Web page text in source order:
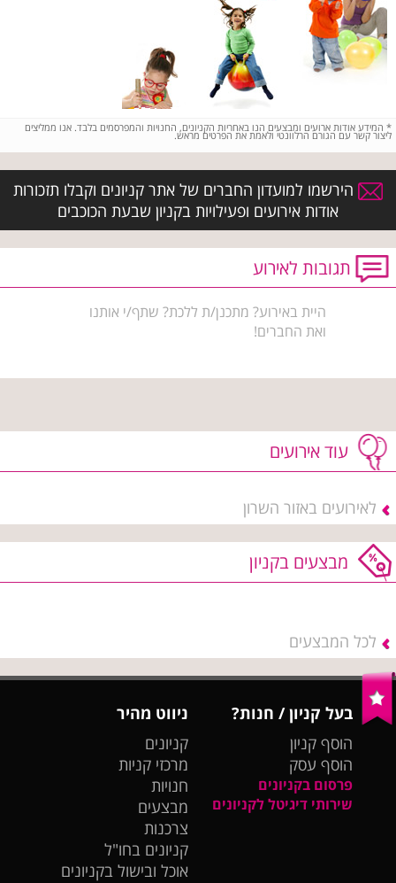
* המידע אודות ארועים ומבצעים הנו באחריות הקניונים, החנויות והמפרסמים בלבד. אנו ממליצים
ליצור קשר עם הגורם הרלוונטי ולאמת את הפרטים מראש.
הירשמו למועדון החברים של אתר קניונים וקבלו תזכורות
אודות אירועים ופעילויות בקניון שבעת הכוכבים
תגובות לאירוע
היית באירוע? מתכנן/ת ללכת? שתף/י אותנו
ואת החברים!
עוד אירועים
לאירועים באזור השרון
מבצעים בקניון
לכל המבצעים
בעל קניון / חנות?
הוסף קניון
הוסף עסק
פרסום בקניונים
שירותי דיגיטל לקניונים
ניווט מהיר
קניונים
מרכזי קניות
חנויות
מבצעים
צרכנות
קניונים בחו"ל
אוכל ובישול בקניונים